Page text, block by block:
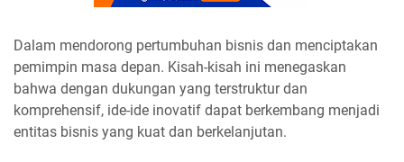
Dalam mendorong pertumbuhan bisnis dan menciptakan
pemimpin masa depan. Kisah-kisah ini menegaskan
bahwa dengan dukungan yang terstruktur dan
komprehensif, ide-ide inovatif dapat berkembang menjadi
entitas bisnis yang kuat dan berkelanjutan.